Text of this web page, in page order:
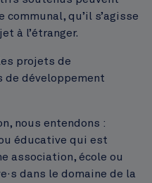
qu’il s’agisse
à l’étranger.
projets de
développement
nous entendons :
éducative qui est
association, école ou
dans le domaine de la